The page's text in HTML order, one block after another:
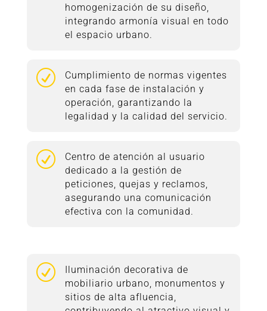
homogenización de su diseño,
integrando armonía visual en todo
el espacio urbano.
R
Cumplimiento de normas vigentes
en cada fase de instalación y
operación, garantizando la
legalidad y la calidad del servicio.
R
Centro de atención al usuario
dedicado a la gestión de
peticiones, quejas y reclamos,
asegurando una comunicación
efectiva con la comunidad.
R
Iluminación decorativa de
mobiliario urbano, monumentos y
sitios de alta afluencia,